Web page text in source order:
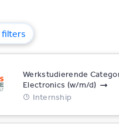
filters
Werkstudierende
Electronics (w/​m/​d)
Internship